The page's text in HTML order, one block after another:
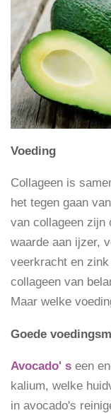
Voeding
Collageen is
het tegen gaan
van collageen zijn
waarde aan ijzer,
veerkracht en
collageen van
Maar welke
Goede
Avocado' s een
kalium, welke
in avocado's